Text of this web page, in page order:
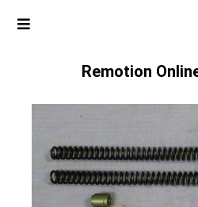
Remotion